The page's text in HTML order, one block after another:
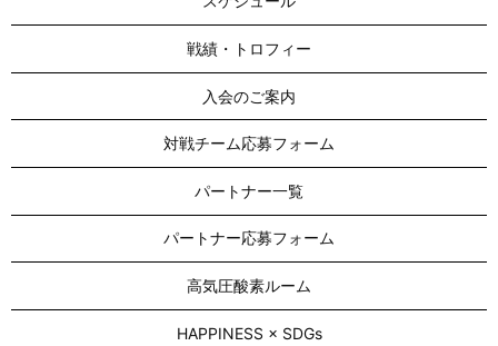
戦績・トロフィー
入会のご案内
対戦チーム応募フォーム
パートナー一覧
パートナー応募フォーム
高気圧酸素ルーム
HAPPINESS × SDGs